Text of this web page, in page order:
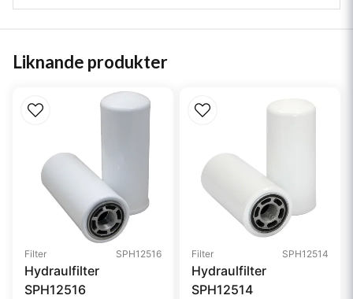
Liknande produkter
Filter SPH12516
Hydraulfilter
SPH12516
Filter SPH12514
Hydraulfilter
SPH12514